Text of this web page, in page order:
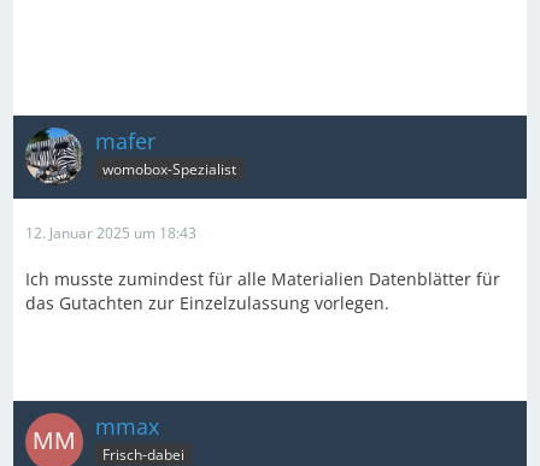
mafer
womobox-Spezialist
12. Januar 2025 um 18:43
Ich musste zumindest für alle Materialien Datenblätter für
das Gutachten zur Einzelzulassung vorlegen.
mmax
Frisch-dabei